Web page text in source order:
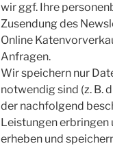
wir ggf. Ihre
Zusendung des
Online
Anfragen.
Wir speichern nur
notwendig sind (z. B.
der nachfolgend
Leistungen erbringen
erheben und